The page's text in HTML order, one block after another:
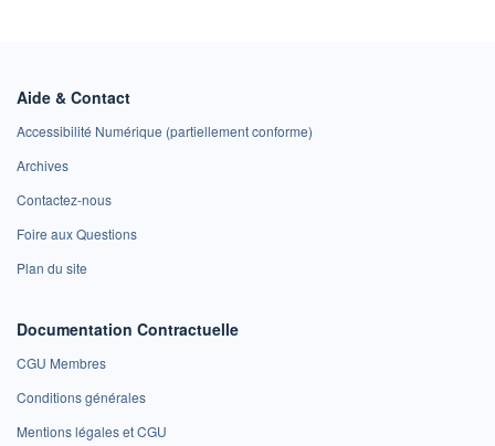
Aide & Contact
Accessibilité Numérique (partiellement conforme)
Archives
Contactez-nous
Foire aux Questions
Plan du site
Documentation Contractuelle
CGU Membres
Conditions générales
Mentions légales et CGU